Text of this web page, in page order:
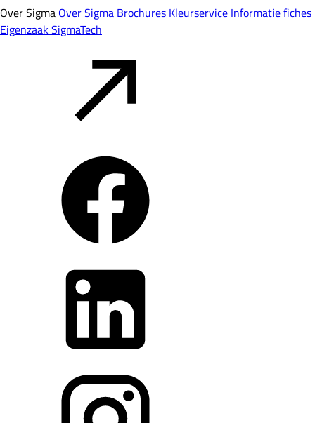
Over Sigma Over Sigma Brochures Kleurservice Informatie fiches
EigenzaakSigmaTech